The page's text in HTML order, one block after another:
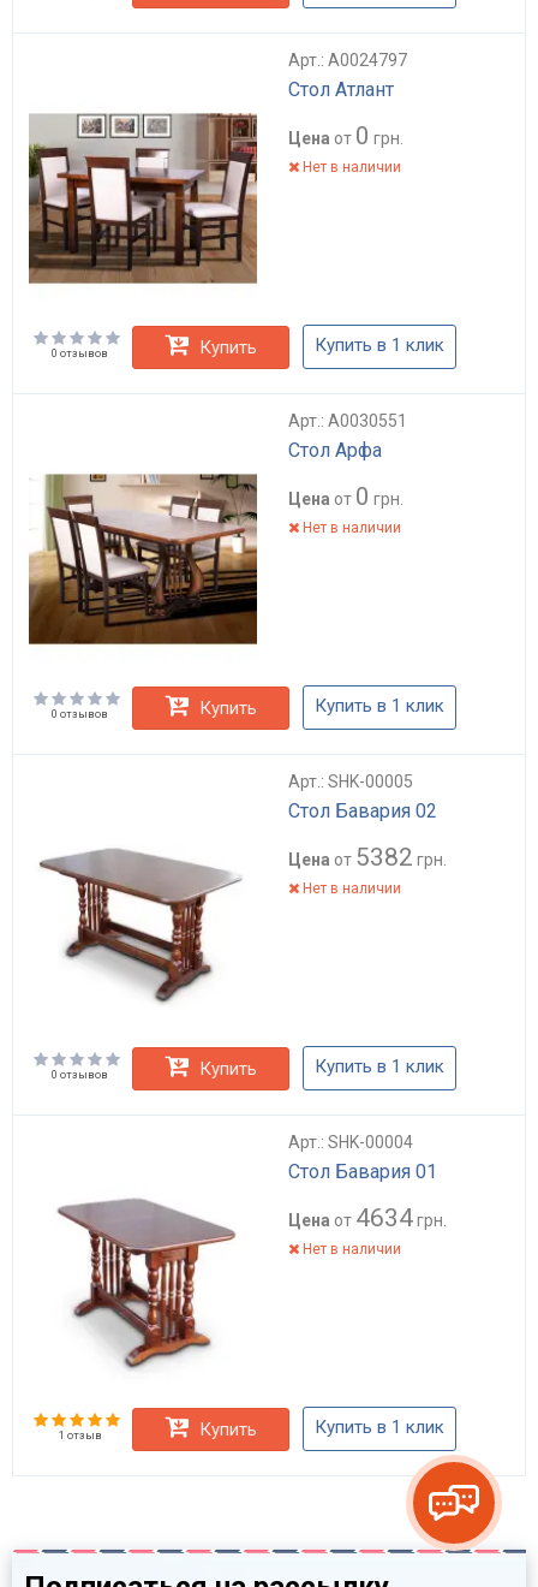
Арт.: А0024797
Стол Атлант
Цена от 0 грн.
Нет в наличии
0 отзывов Купить Купить в 1 клик
Арт.: А0030551
Стол Арфа
Цена от 0 грн.
Нет в наличии
0 отзывов Купить Купить в 1 клик
Арт.: SHK-00005
Стол Бавария 02
Цена от 5382 грн.
Нет в наличии
0 отзывов Купить Купить в 1 клик
Арт.: SHK-00004
Стол Бавария 01
Цена от 4634грн.
Нет в наличии
1 отзыв Купить Купить в 1 клик